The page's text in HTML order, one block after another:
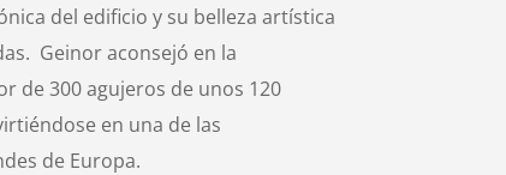
del edificio y su belleza artística
Geinor aconsejó en la
de 300 agujeros de unos 120
en una de las
de Europa.